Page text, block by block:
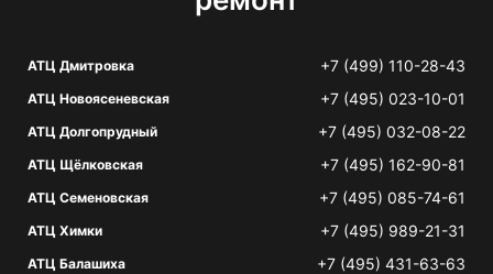
АТЦ Дмитровка +7 (499) 110-28-43
АТЦ Новоясеневская +7 (495) 023-10-01
АТЦ Долгопрудный +7 (495) 032-08-22
АТЦ Щёлковская +7 (495) 162-90-81
АТЦ Семеновская +7 (495) 085-74-61
АТЦ Химки +7 (495) 989-21-31
АТЦ Балашиха +7 (495) 431-63-63